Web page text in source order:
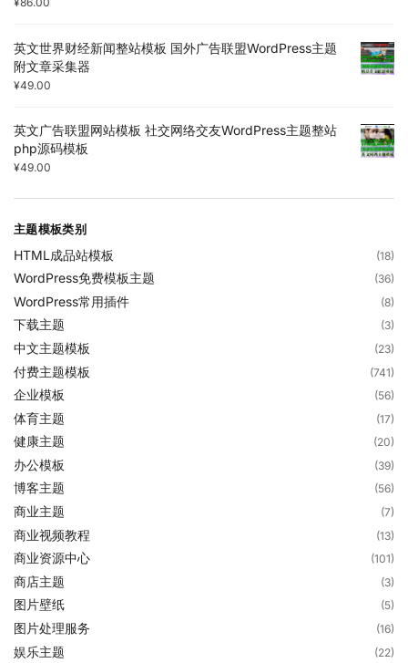
英文世界财经新闻整站模板 国外广告联盟WordPress主题
附文章采集器
¥49.00
英文广告联盟网站模板 社交网络交友WordPress主题整站
php源码模板
¥49.00
主题模板类别
HTML成品站模板 (18)
WordPress免费模板主题 (36)
WordPress常用插件 (8)
下载主题 (3)
中文主题模板 (23)
付费主题模板 (741)
企业模板 (56)
体育主题 (17)
健康主题 (20)
办公模板 (39)
博客主题 (56)
商业主题 (7)
商业视频教程 (13)
商业资源中心 (101)
商店主题 (3)
图片壁纸 (5)
图片处理服务 (16)
娱乐主题 (22)